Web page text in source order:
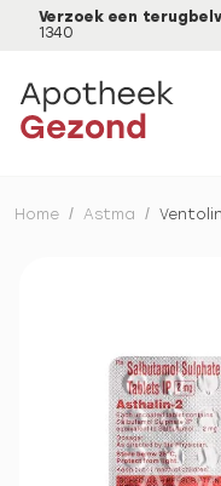
Verzoek een
1340
Home / Astma / Ventolin